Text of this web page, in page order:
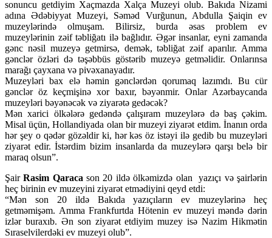
sonuncu getdiyim Xaçmazda Xalça Muzeyi olub. Bakıda Nizami
adına Ədəbiyyat Muzeyi, Səməd Vurğunun, Abdulla Şaiqin ev
muzeylərində olmuşam. Bilirsiz, burda əsas problem ev
muzeylərinin zəif təbliğatı ilə bağlıdır. Əgər insanlar, eyni zamanda
gənc nəsil muzeyə getmirsə, demək, təbliğat zəif aparılır. Amma
gənclər özləri də təşəbbüs göstərib muzeyə getməlidir. Onlarınsa
marağı çayxana və pivəxanayadır.
Muzeyləri bax elə həmin gənclərdən qorumaq lazımdı. Bu cür
gənclər öz keçmişinə xor baxır, bəyənmir. Onlar Azərbaycanda
muzeyləri bəyənəcək və ziyarətə gedəcək?
Mən xarici ölkələrə gedəndə çalışıram muzeylərə də baş çəkim.
Misal üçün, Hollandiyada olan bir muzeyi ziyarət etdim. İnanın orda
hər şey o qədər gözəldir ki, hər kəs öz istəyi ilə gedib bu muzeyləri
ziyarət edir. İstərdim bizim insanlarda da muzeylərə qarşı belə bir
maraq olsun”.
ŞairRasim Qaraca son 20 ildə ölkəmizdə olan yazıçı və şairlərin
heç birinin ev muzeyini ziyarət etmədiyini qeyd etdi:
“Mən son 20 ildə Bakıda yazıçıların ev muzeylərinə heç
getməmişəm. Amma Frankfurtda Hötenin ev muzeyi məndə dərin
izlər buraxıb. Ən son ziyarət etdiyim muzey isə Nazim Hikmətin
Sıraselvilerdəki ev muzeyi olub”.